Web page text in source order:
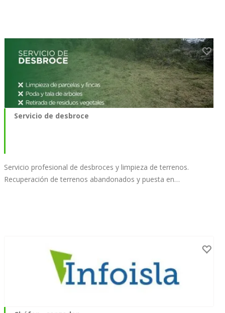
Servicio de desbroce
Servicio profesional de desbroces y limpieza de terrenos.
Recuperación de terrenos abandonados y puesta en…